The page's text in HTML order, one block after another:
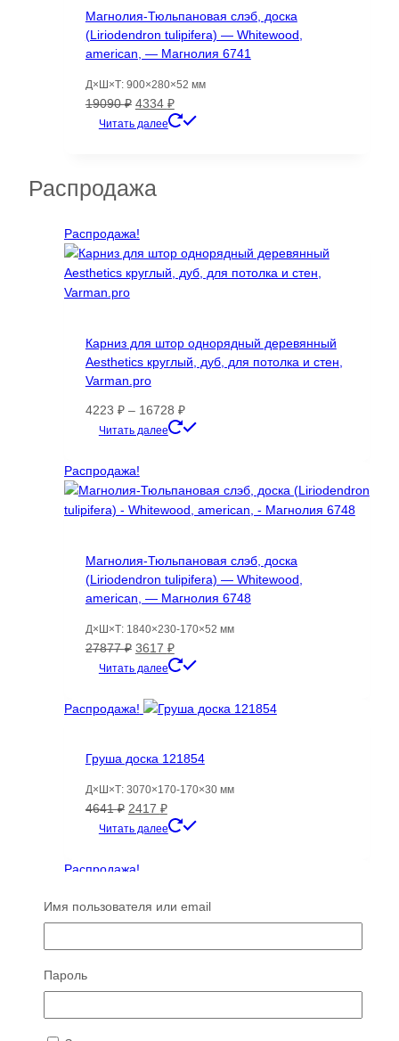
Магнолия-Тюльпановая слэб, доска
(Liriodendron tulipifera) — Whitewood,
american, — Магнолия 6741
Д×Ш×Т: 900×280×52 мм
19090₽ Первоначальная
цена
4334 ₽Текущая
цена:
Читать далее
Распродажа
Распродажа!
Карниз для штор однорядный деревянный
Aesthetics круглый, дуб, для потолка и стен,
Varman.pro
4223 ₽ – 16728 ₽Диапазон
цен:
16728 ₽
Читать далее
несколько
вариаций.
выбрать
на
странице
товара.
Распродажа!
Магнолия-Тюльпановая слэб, доска
(Liriodendron tulipifera) — Whitewood,
american, — Магнолия 6748
Д×Ш×Т: 1840×230-170×52 мм
27877₽ Первоначальная
цена
27877 ₽.
3617 ₽Текущая
цена:
Читать далее
Распродажа!
Груша доска 121854
Д×Ш×Т: 3070×170-170×30 мм
4641₽ Первоначальная
цена
4641 ₽.
2417 ₽Текущая
цена:
Читать далее
Распродажа!
Имя пользователя или email
Пароль